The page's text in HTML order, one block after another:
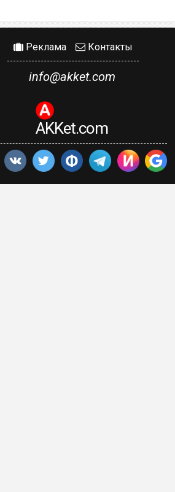
Реклама Контакты
info@akket.com
AKKet.com